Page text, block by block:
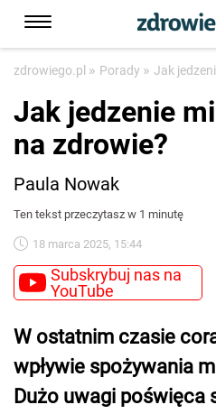
zdrowiego.pl » Porady » Jak
Jak jedzenie
na zdrowie?
Paula Nowak
Ten tekst przeczytasz w 1 minutę
18 marca 2025, 15:44
Subskrybuj nas na
YouTube
W ostatnim czasie
wpływie spożywania
Dużo uwagi poświęca